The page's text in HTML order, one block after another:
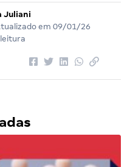
Juliani
em 09/01/26